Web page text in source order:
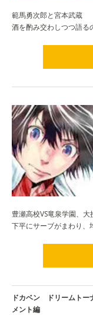
範馬勇次郎と宮本武蔵
酒を酌み交わしつつ語る
豊瀬高校VS竜泉学園、大
下平にサーブがまわり、
ドカベン ドリームトー
メント編